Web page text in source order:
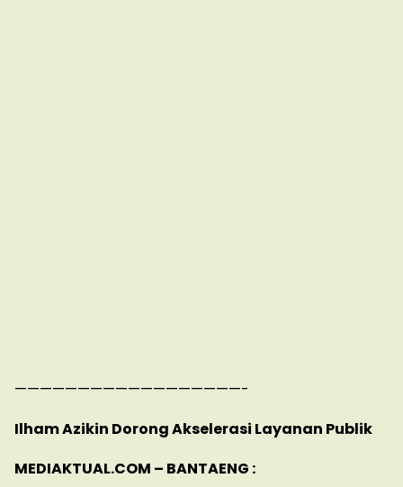
——————————————————-
Ilham Azikin Dorong Akselerasi Layanan Publik
MEDIAKTUAL.COM – BANTAENG :